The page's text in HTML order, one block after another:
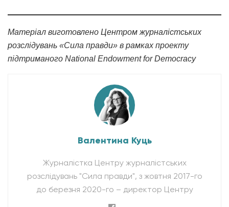
Матеріал виготовлено Центром журналістських
розслідувань «Сила правди» в рамках проекту
підтриманого National Endowment for Democracy
Валентина Куць
Журналістка Центру журналістських
розслідувань "Сила правди", з жовтня 2017-го
до березня 2020-го – директор Центру